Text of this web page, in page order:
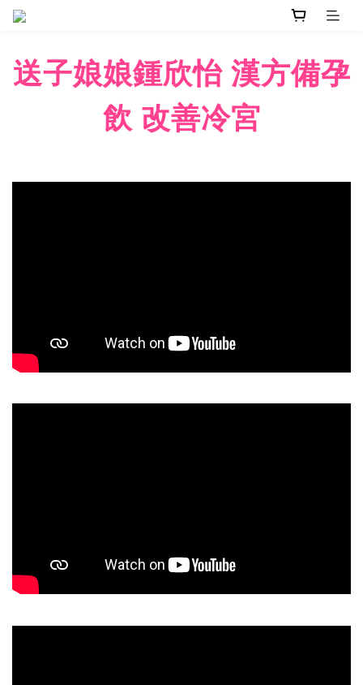
送子娘娘鍾欣怡 漢方備孕
飲 改善冷宮